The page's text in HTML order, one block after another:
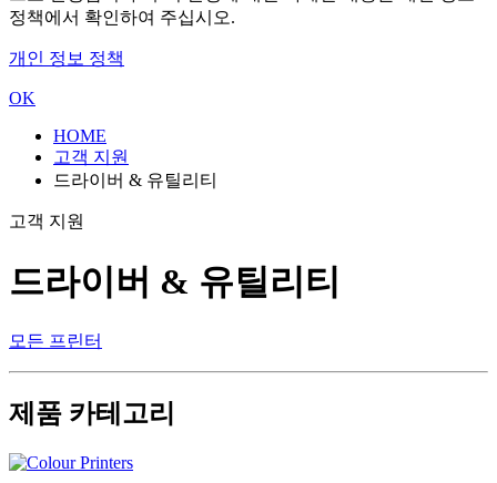
정책에서 확인하여 주십시오.
개인 정보 정책
OK
HOME
고객 지원
드라이버 & 유틸리티
고객 지원
드라이버 & 유틸리티
모든 프린터
제품 카테고리